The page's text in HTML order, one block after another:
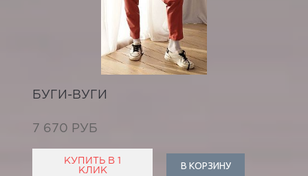
БУГИ-ВУГИ
7 670 РУБ
КУПИТЬ В 1
КЛИК
В КОРЗИНУ